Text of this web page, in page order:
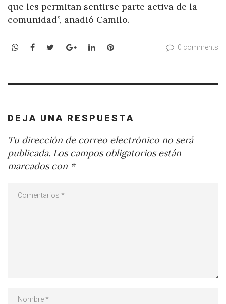
que les permitan sentirse parte activa de la
comunidad”, añadió Camilo.
WhatsApp
Facebook
TwitterGoogle+LinkedInPinterest 0 comments
DEJA UNA RESPUESTA
Tu dirección de correo electrónico no será
publicada. Los campos obligatorios están
marcados con *